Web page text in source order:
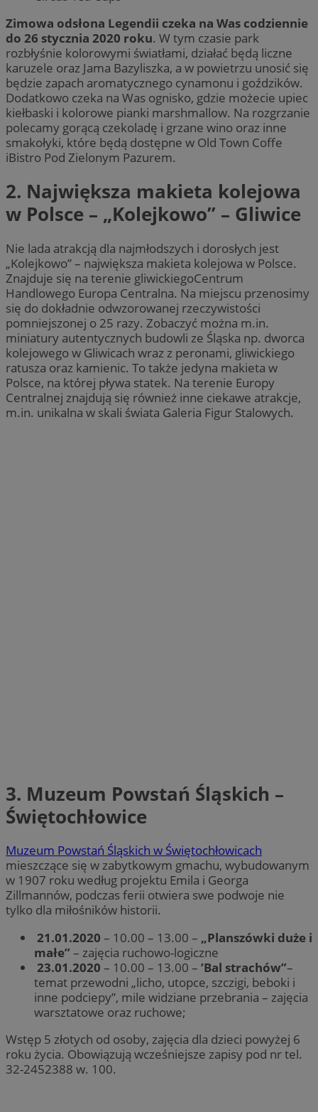
Zimowa odsłona Legendii czeka na Was codziennie
do 26 stycznia 2020 roku. W tym czasie park
rozbłyśnie kolorowymi światłami, działać będą liczne
karuzele oraz Jama Bazyliszka, a w powietrzu unosić się
będzie zapach aromatycznego cynamonu i goździków.
Dodatkowo czeka na Was ognisko, gdzie możecie upiec
kiełbaski i kolorowe pianki marshmallow. Na rozgrzanie
polecamy gorącą czekoladę i grzane wino oraz inne
smakołyki, które będą dostępne w Old Town Coffe
iBistro Pod Zielonym Pazurem.
2. Największa makieta kolejowa
w Polsce – „Kolejkowo” – Gliwice
Nie lada atrakcją dla najmłodszych i dorosłych jest
„Kolejkowo” – największa makieta kolejowa w Polsce.
Znajduje się na terenie gliwickiegoCentrum
Handlowego Europa Centralna. Na miejscu przenosimy
się do dokładnie odwzorowanej rzeczywistości
pomniejszonej o 25 razy. Zobaczyć można m.in.
miniatury autentycznych budowli ze Śląska np. dworca
kolejowego w Gliwicach wraz z peronami, gliwickiego
ratusza oraz kamienic. To także jedyna makieta w
Polsce, na której pływa statek. Na terenie Europy
Centralnej znajdują się również inne ciekawe atrakcje,
m.in. unikalna w skali świata Galeria Figur Stalowych.
3. Muzeum Powstań Śląskich –
Świętochłowice
Muzeum Powstań Śląskich w Świętochłowicach
mieszczące się w zabytkowym gmachu, wybudowanym
w 1907 roku według projektu Emila i Georga
Zillmannów, podczas ferii otwiera swe podwoje nie
tylko dla miłośników historii.
21.01.2020 – 10.00 – 13.00 – „Planszówki duże i
małe” – zajęcia ruchowo-logiczne
23.01.2020 – 10.00 – 13.00 – ’Bal strachów”–
temat przewodni „licho, utopce, szczigi, beboki i
inne podciepy”, mile widziane przebrania – zajęcia
warsztatowe oraz ruchowe;
Wstęp 5 złotych od osoby, zajęcia dla dzieci powyżej 6
roku życia. Obowiązują wcześniejsze zapisy pod nr tel.
32-2452388 w. 100.